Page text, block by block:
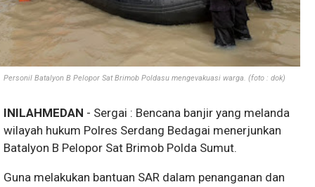
Personil Batalyon B Pelopor Sat Brimob Poldasu mengevakuasi warga. (foto : dok)
INILAHMEDAN - Sergai : Bencana banjir yang melanda
wilayah hukum Polres Serdang Bedagai menerjunkan
Batalyon B Pelopor Sat Brimob Polda Sumut.
Guna melakukan bantuan SAR dalam penanganan dan